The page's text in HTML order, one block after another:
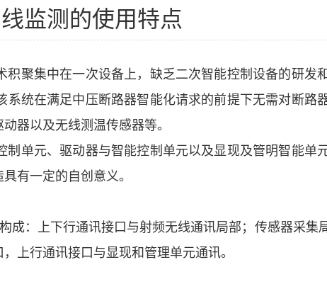
监测的使用特点
聚集中在一次设备上，缺乏二次智能控制设备的研发
统在满足中压断路器智能化请求的前提下无需对断路
器以及无线测温传感器等。
元、驱动器与智能控制单元以及显现及管明智能单
有一定的自创意义。
：上下行通讯接口与射频无线通讯局部；传感器采集
上行通讯接口与显现和管理单元通讯。